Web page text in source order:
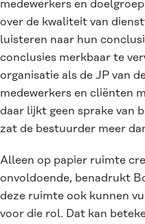
medewerkers en
over de kwaliteit van
luisteren naar hun
conclusies merkbaar te
organisatie als de JP van
medewerkers en cliënten
daar lijkt geen sprake van
zat de bestuurder meer
Alleen op papier ruimte
onvoldoende, benadrukt
deze ruimte ook kunnen
voor die rol. Dat kan